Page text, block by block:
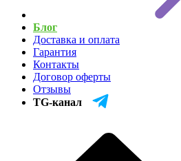
Блог
Доставка и оплата
Гарантия
Контакты
Договор оферты
Отзывы
TG-канал